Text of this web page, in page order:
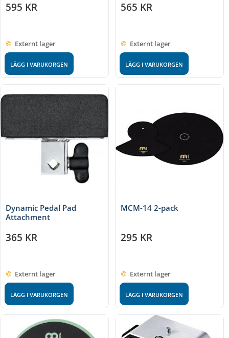
595 KR
Externt lager
LÄGG I VARUKORGEN
565 KR
Externt lager
LÄGG I VARUKORGEN
Dynamic Pedal Pad
Attachment
365 KR
Externt lager
LÄGG I VARUKORGEN
MCM-14 2-pack
295 KR
Externt lager
LÄGG I VARUKORGEN